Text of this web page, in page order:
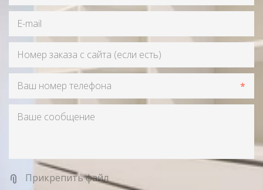
*
Прикрепить файл